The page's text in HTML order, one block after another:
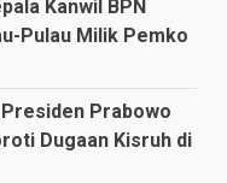
Kanwil BPN
Pulau Milik Pemko
Prabowo
Dugaan Kisruh di